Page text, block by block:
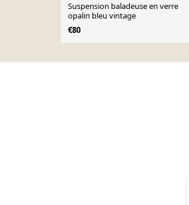
Suspension baladeuse en verre
opalin bleu vintage
€80